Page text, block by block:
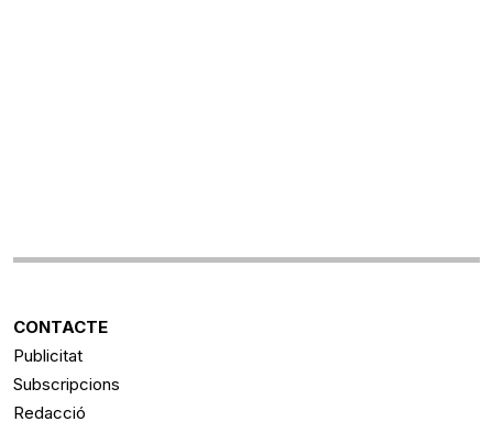
CONTACTE
Publicitat
Subscripcions
Redacció